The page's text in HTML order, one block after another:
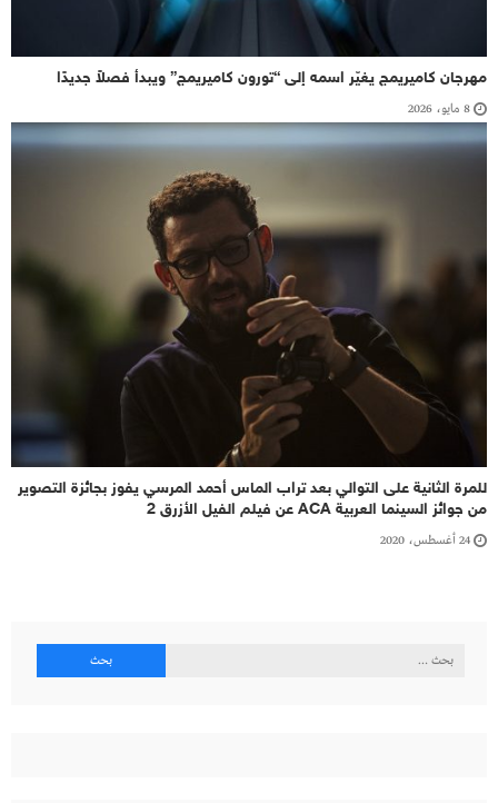
مهرجان كاميريمج يغيّر اسمه إلى “تورون كاميريمج” ويبدأ فصلاً جديدًا
8 مايو، 2026
للمرة الثانية على التوالي بعد تراب الماس أحمد المرسي يفوز بجائزة التصوير
من جوائز السينما العربية ACA عن فيلم الفيل الأزرق 2
24 أغسطس، 2020
البحث